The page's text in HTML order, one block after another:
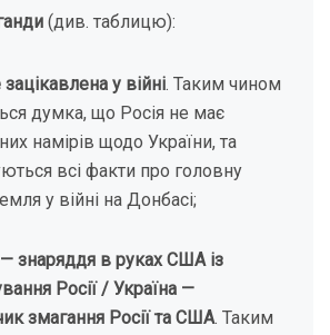
(див. таблицю):
зацікавлена у війні. Таким чином
думка, що Росія не має
намірів щодо України, та
всі факти про головну
у війні на Донбасі;
— знаряддя в руках США із
Росії / Україна —
змагання Росії та США. Таким